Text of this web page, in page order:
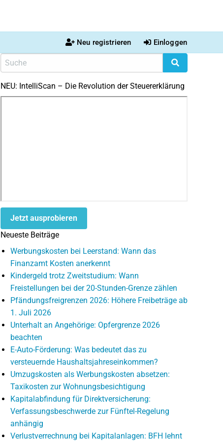
Neu registrieren Einloggen
NEU: IntelliScan – Die Revolution der Steuererklärung
Jetzt ausprobieren
Neueste Beiträge
Werbungskosten bei Leerstand: Wann das
Finanzamt Kosten anerkennt
Kindergeld trotz Zweitstudium: Wann
Freistellungen bei der 20-Stunden-Grenze zählen
Pfändungsfreigrenzen 2026: Höhere Freibeträge ab
1. Juli 2026
Unterhalt an Angehörige: Opfergrenze 2026
beachten
E-Auto-Förderung: Was bedeutet das zu
versteuernde Haushaltsjahreseinkommen?
Umzugskosten als Werbungskosten absetzen:
Taxikosten zur Wohnungsbesichtigung
Kapitalabfindung für Direktversicherung:
Verfassungsbeschwerde zur Fünftel-Regelung
anhängig
Verlustverrechnung bei Kapitalanlagen: BFH lehnt